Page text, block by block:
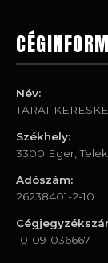
Név:
TARAI-
Székhely:
3300 Eger,
Adószám:
26238401-2-10
10-09-036667